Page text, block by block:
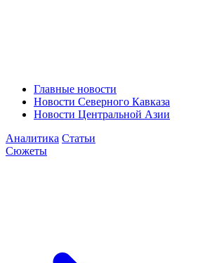
Главные новости
Новости Северного Кавказа
Новости Центральной Азии
Аналитика Статьи
Сюжеты